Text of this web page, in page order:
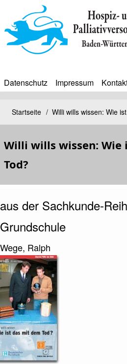
zum
Inhalt
BIP
Datenschutz Impressum
Bip
Pfadnavigation
Startseite Willi wills wissen: Wie
Willi wills wissen: Wie
Tod?
aus der Sachkunde-
Grundschule
Von
Wege, Ralph
Umschlag